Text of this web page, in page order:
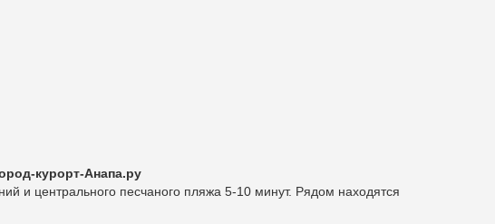
курорт-Анапа.ру
и центрального песчаного пляжа 5-10 минут. Рядом находятся